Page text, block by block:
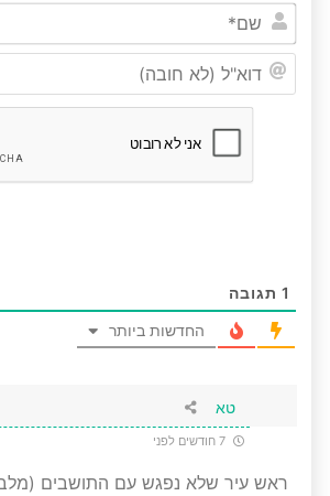
1 תגובה
החדשות ביותר
טא
ראש עיר שלא נפגש עם התושבים